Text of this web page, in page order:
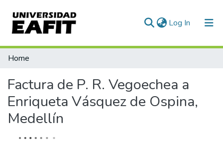
Log In (current)
Communities & Collections
Statistics
Home
Factura de P. R. Vegoechea a
Enriqueta Vásquez de Ospina,
Medellín